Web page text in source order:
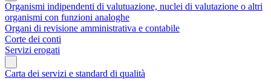
Organismi indipendenti di valutuazione, nuclei di valutazione o altri
organismi con funzioni analoghe
Organi di revisione amministrativa e contabile
Corte dei conti
Servizi erogati
Carta dei servizi e standard di qualità